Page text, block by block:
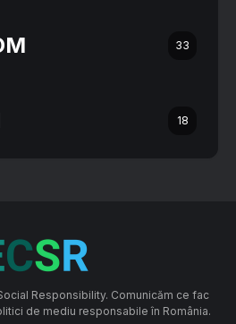
33
18
Responsibility. Comunicăm ce fac
de mediu responsabile în România.